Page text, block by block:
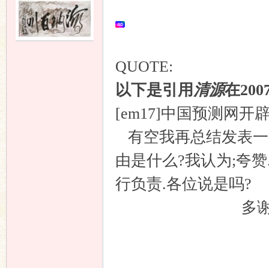
QUOTE:
以下是引用 清源在
[em17]中国预测网开
有空我再总结发表
由是什么?我认为;夸
行负责.各位说是吗?
多谢各位